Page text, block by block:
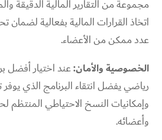
مجموعة من التقارير المالية الدقيقة
اتخاذ القرارات المالية بفعالية لضمان
عدد ممكن من الأعضاء.
الخصوصية والأمان:عند اختيار أفضل
رياضي​ يفضل انتقاء البرنامج الذي يوفر
وإمكانيات النسخ الاحتياطي المنتظم
وأعضائه.